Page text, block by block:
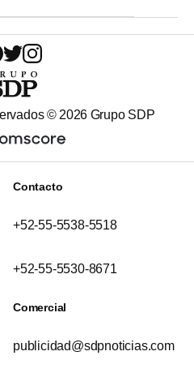
© 2026 Grupo SDP
Contacto
+52-55-5538-5518
+52-55-5530-8671
Comercial
publicidad@sdpnoticias.com